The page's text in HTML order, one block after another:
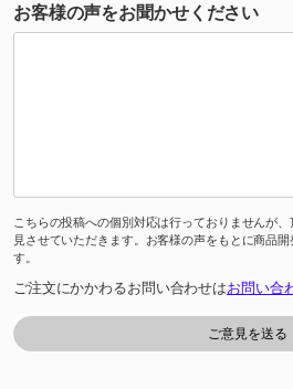
お客様の声をお聞かせください
こちらの投稿への個別対応は行っておりませんが
見させていただきます。お客様の声をもとに商品
す。
ご注文にかかわるお問い合わせはお問い合